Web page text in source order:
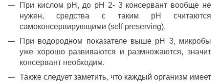
При кислом рН, до рН 2- 3 консервант вообще не
нужен, средства с таким рН считаются
самоконсервирующими (self preserving).
При водородном показателе выше рН 3, микробы
уже хорошо развиваются и размножаются, значит
консервант необходим.
Также следует заметить, что каждый организм имеет